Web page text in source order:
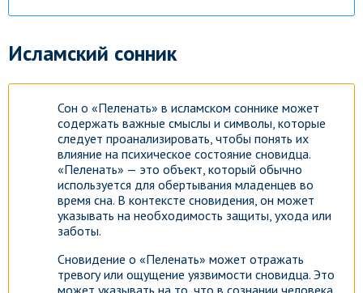
Исламский сонник
Сон о «Пеленать» в исламском соннике может
содержать важные смыслы и символы, которые
следует проанализировать, чтобы понять их
влияние на психическое состояние сновидца.
«Пеленать» — это объект, который обычно
используется для обертывания младенцев во
время сна. В контексте сновидения, он может
указывать на необходимость защиты, ухода или
заботы.
Сновидение о «Пеленать» может отражать
тревогу или ощущение уязвимости сновидца. Это
может указывать на то, что в сознании человека